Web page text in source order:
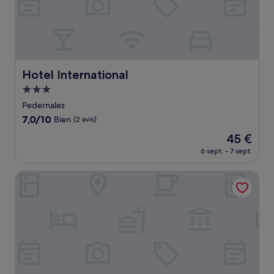
Hotel International
Hotel International
Hébergement
3.0 étoiles
Pedernales
7.0
7,0/10 Bien (2 avis)
Le
nouveau
de
45 €
45 €
6 sept. - 7 sept.